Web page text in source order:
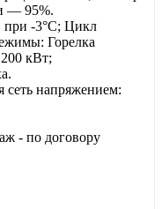
― 95%.
при -3°С; Цикл
Горелка
кВт;
сеть напряжением:
- по договору